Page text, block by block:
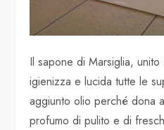
Il sapone di Marsiglia,
igienizza e lucida tutte le
aggiunto olio perché dona
profumo di pulito e di